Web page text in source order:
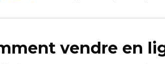
vendre en